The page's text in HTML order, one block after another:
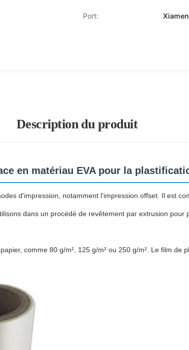
Port:
Description du produit
en matériau EVA pour la
d'impression, notamment l'impression offset. Il est
dans un procédé de revêtement par extrusion pour
comme 80 g/m², 125 g/m² ou 250 g/m². Le film